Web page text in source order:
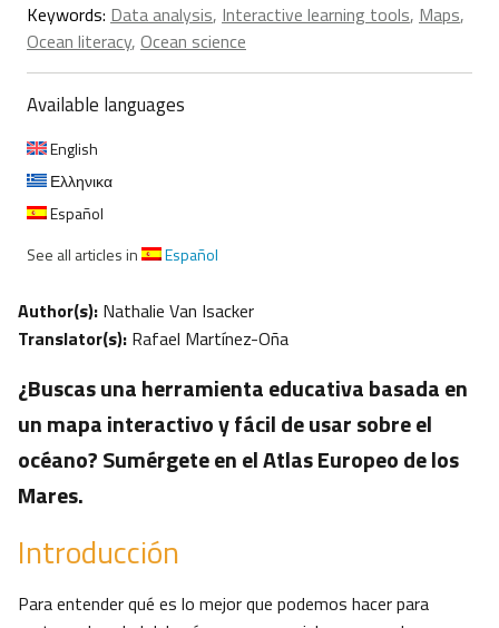
Keywords: Data analysis, Interactive learning tools, Maps,
Ocean literacy, Ocean science
Available languages
English
Ελληνικα
Español
See all articles in
Español
Author(s): Nathalie Van Isacker
Translator(s): Rafael Martínez-Oña
¿Buscas una herramienta educativa basada en
un mapa interactivo y fácil de usar sobre el
océano? Sumérgete en el Atlas Europeo de los
Mares.
Introducción
Para entender qué es lo mejor que podemos hacer para